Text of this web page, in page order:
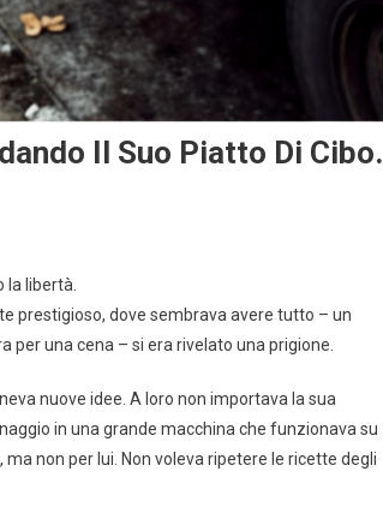
Il Suo Piatto Di Cibo.
libertà.
prestigioso, dove sembrava avere tutto – un
una cena – si era rivelato una prigione.
nuove idee. A loro non importava la sua
in una grande macchina che funzionava su
non per lui. Non voleva ripetere le ricette degli